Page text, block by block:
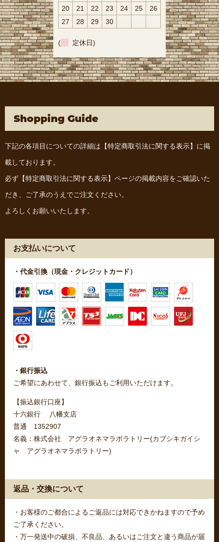
20 21 22 23 24 25
26
27
28 29 30
( 定休日)
Shopping Guide
下記の各項目についての詳細は 【特定商取引法に関する表示】 に掲
載しております。
必ず 【特定商取引法に関する表示】 ページの掲載内容をご確認いた
だき、ご了承のうえでご注文ください。
よろしくお願いいたします。
お支払いについて
・代金引換（現金・クレジットカード）
・銀行振込
ご希望にあわせて、銀行振込もご利用いただけます。
【振込銀行口座】
十六銀行 八幡支店
普通 1352907
名義：株式会社 アグラオネマラボラトリー(カブシキガイシ
ャ アグラオネマラボラトリー)
返品・交換について
・お客様のご都合によるご返品には対応できかねますので予め
ご了承ください。
・万一発送中の破損、不良品、あるいはご注文と違う商品が届